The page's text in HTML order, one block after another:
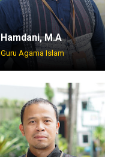
Hamdani, M.A
Guru Agama Islam